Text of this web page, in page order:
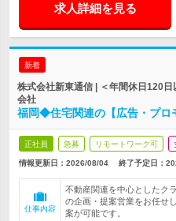
求人詳細を見る
新着
株式会社新東通信 | ＜年間休日120
会社
福岡◆住宅関連の【広告・プ
正社員 急募 リモートワーク可
情報更新日：2026/08/04 終了予定日：
仕事内容
不動産関連を中心としたク
の企画・提案営業をお任せ
案が可能です。